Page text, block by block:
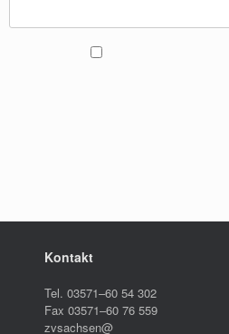
Kontakt
Tel. 03571–60 54 302
Fax 03571–60 76 559
zvsachsen@